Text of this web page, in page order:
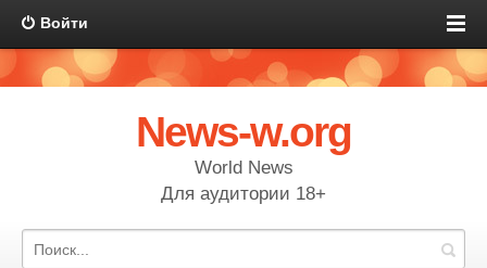
Войти
News-w.org
World News
Для аудитории 18+